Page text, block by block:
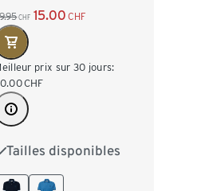
CHF 15.00 CHF
prix sur 30 jours:
CHF
Tailles disponibles
S 44/46 M 48/50
L 52/54